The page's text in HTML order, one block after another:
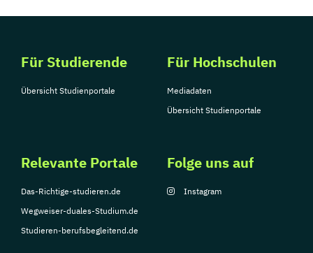
Für Studierende
Übersicht Studienportale
Für Hochschulen
Mediadaten
Übersicht Studienportale
Relevante Portale
Das-Richtige-studieren.de
Wegweiser-duales-Studium.de
Studieren-berufsbegleitend.de
Folge uns auf
Instagram